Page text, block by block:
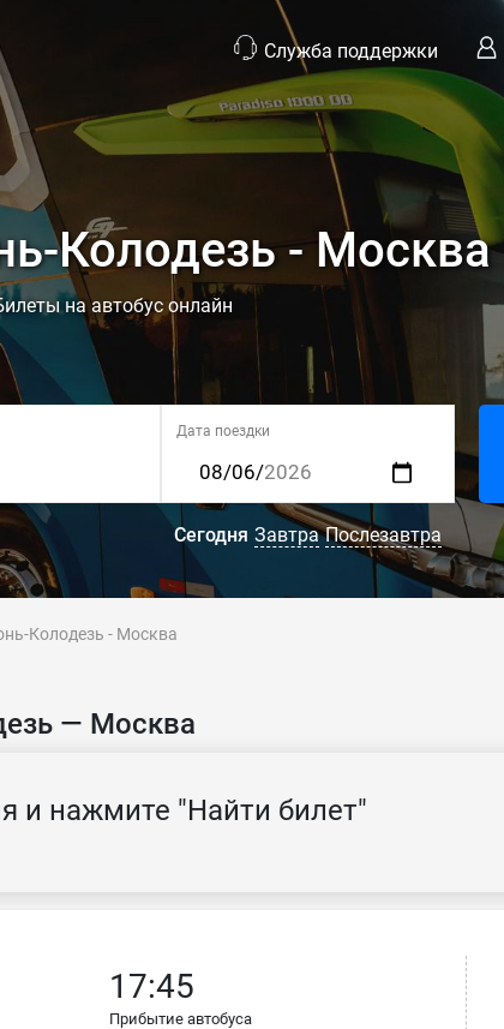
Служба поддержки
Колодезь - Москва
на автобус онлайн
Дата поездки
Сегодня Завтра Послезавтра
Колодезь - Москва
— Москва
и нажмите "Найти билет"
17:45
Прибытие автобуса